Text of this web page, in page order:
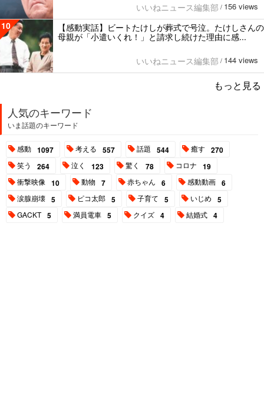
いいねニュース編集部 / 156 views
10
【感動実話】ビートたけしが葬式で号泣。たけしさんの
母親が「小遣いくれ！」と請求し続けた理由に感...
いいねニュース編集部 / 144 views
もっと見る
人気のキーワード
いま話題のキーワード
感動 1097 考える 557 話題 544 癒す 270
笑う 264 泣く 123 驚く 78 コロナ 19
衝撃映像 10 動物 7 赤ちゃん 6 感動動画 6
涙腺崩壊 5 ピコ太郎 5 子育て 5 いじめ 5
GACKT 5 満員電車 5 クイズ 4 結婚式 4